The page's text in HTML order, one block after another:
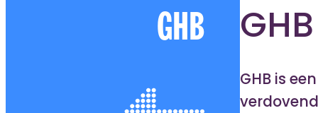
GHB GHB
GHB is een